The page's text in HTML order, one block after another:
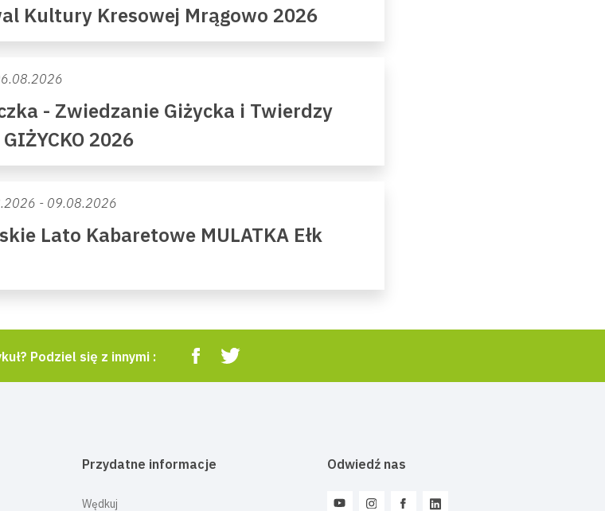
Kultury Kresowej Mrągowo 2026
- Zwiedzanie Giżycka i Twierdzy
2026
- 09.08.2026
Lato Kabaretowe MULATKA Ełk
Podziel się z innymi :
Przydatne informacje
Wędkuj
Odwiedź nas